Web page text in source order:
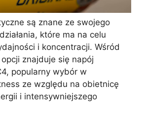
są znane ze swojego
które ma na celu
i koncentracji. Wśród
znajduje się napój
popularny wybór w
ze względu na obietnicę
i intensywniejszego